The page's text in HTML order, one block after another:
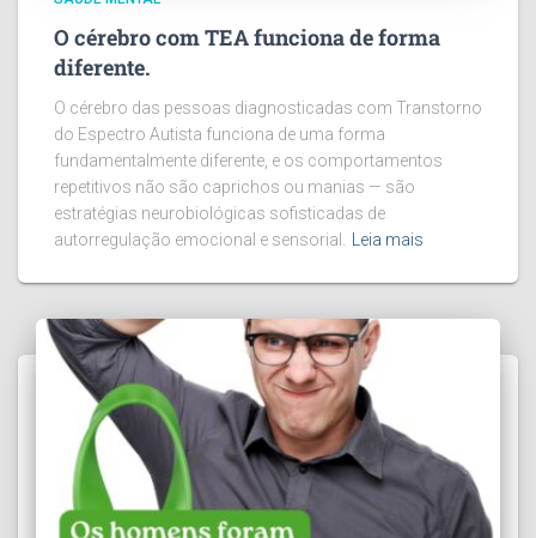
O cérebro com TEA funciona de forma
diferente.
O cérebro das pessoas diagnosticadas com Transtorno
do Espectro Autista funciona de uma forma
fundamentalmente diferente, e os comportamentos
repetitivos não são caprichos ou manias — são
estratégias neurobiológicas sofisticadas de
autorregulação emocional e sensorial.
Leia mais